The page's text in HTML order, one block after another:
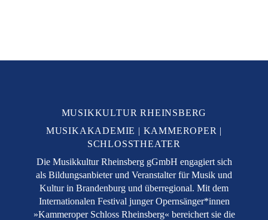
MUSIKKULTUR RHEINSBERG
MUSIKAKADEMIE
KAMMEROPER
SCHLOSSTHEATER
Die Musikkultur Rheinsberg gGmbH engagiert sich
als Bildungsanbieter und Veranstalter für Musik und
Kultur in Brandenburg und überregional. Mit dem
Internationalen Festival junger Opernsänger*innen
»Kammeroper Schloss Rheinsberg« bereichert sie die